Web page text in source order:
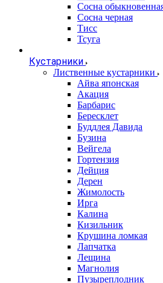
Сосна
Сосна черная
Тисс
Тсуга
Кустарники
Лиственные кустарники
Айва японская
Акация
Барбарис
Бересклет
Буддлея Давида
Бузина
Вейгела
Гортензия
Дейция
Дерен
Жимолость
Ирга
Калина
Кизильник
Крушина ломкая
Лапчатка
Лещина
Магнолия
Пузыреплодник